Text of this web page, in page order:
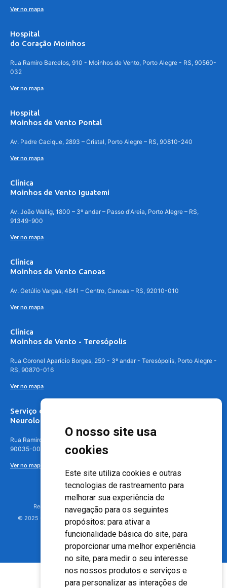
O nosso site usa
cookies
Este site utiliza cookies e outras
tecnologias de rastreamento para
melhorar sua experiência de
navegação para os seguintes
propósitos: para ativar a
funcionalidade básica do site, para
proporcionar uma melhor experiência
no site, para medir o seu interesse
nos nossos produtos e serviços e
para personalizar as interações de
Ver no mapa
Hospital
do Coração Moinhos
Rua Ramiro Barcelos, 910 - Moinhos de Vento, Porto Alegre - RS, 90560-
032
Ver no mapa
Hospital
Moinhos de Vento Pontal
Av. Padre Cacique, 2893 – Cristal, Porto Alegre – RS, 90810-240
Ver no mapa
Clínica
Moinhos de Vento Iguatemi
Av. João Wallig, 1800 – 3º andar – Passo d'Areia, Porto Alegre – RS,
91349-900
Ver no mapa
Clínica
Moinhos de Vento Canoas
Av. Getúlio Vargas, 4841 – Centro, Canoas – RS, 92010-010
Ver no mapa
Clínica
Moinhos de Vento - Teresópolis
Rua Coronel Aparício Borges, 250 - 3º andar - Teresópolis, Porto Alegre -
RS, 90870-016
Ver no mapa
Serviço de
Neurologia
Rua Ramiro Barcelos, 630 – 5º andar – Floresta, Porto Alegre – RS,
90035-001
Ver no mapa
Responsável Técnico: Dr. Luiz Antonio Nasi - CREMERS 11217
© 2025 - Hospital Moinhos de Vento - Registro Empresa (CRM-RS): 425